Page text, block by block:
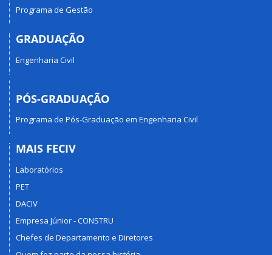
Programa de Gestão
GRADUAÇÃO
Engenharia Civil
PÓS-GRADUAÇÃO
Programa de Pós-Graduação em Engenharia Civil
MAIS FECIV
Laboratórios
PET
DACIV
Empresa Júnior - CONSTRU
Chefes de Departamento e Diretores